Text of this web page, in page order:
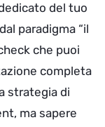
del tuo
paradigma “il
che puoi
completa
strategia di
ma sapere